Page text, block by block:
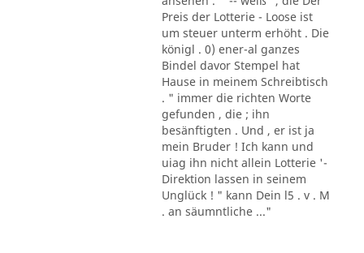
Preis der Lotterie - Loose ist
um steuer unterm erhöht . Die
königl . 0) ener-al ganzes
Bindel davor Stempel hat
Hause in meinem Schreibtisch
. " immer die richten Worte
gefunden , die ; ihn
besänftigten . Und , er ist ja
mein Bruder ! Ich kann und
uiag ihn nicht allein Lotterie '-
Direktion lassen in seinem
Unglück ! " kann Dein l5 . v . M
. an säumntliche ..."